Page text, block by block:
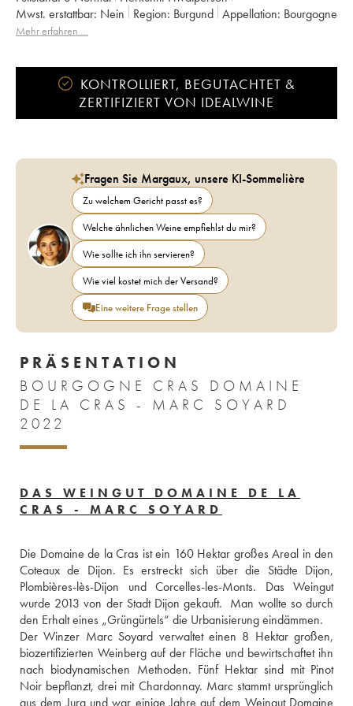
Mwst. erstattbar:
nein Region: Burgund Appellation:
Bourgogne
Eigentümer:
Mehr erfahren …
KONTROLLIERT, BEGUTACHTET &
ZERTIFIZIERT VON IDEALWINE
Fragen Sie Margaux, unsere KI-Sommelière
Zu welchem Gericht passt es?
Welche ähnlichen Weine empfiehlst du mir?
Wie sollte ich ihn servieren?
Wie viel kostet mich der Versand?
Eine weitere Frage stellen
PRÄSENTATION
BOURGOGNE CRAS DOMAINE
DE LA CRAS - MARC SOYARD
2022
DAS WEINGUT DOMAINE DE LA
CRAS - MARC SOYARD
Die Domaine de la Cras ist ein 160 Hektar großes Areal in den
Coteaux de Dijon. Es erstreckt sich über die Städte Dijon,
Plombières-lès-Dijon und Corcelles-les-Monts. Das Weingut
wurde 2013 von der Stadt Dijon gekauft.  Man wollte so durch
den Erhalt eines „Grüngürtels“ die Urbanisierung eindämmen.
Der Winzer Marc Soyard verwaltet einen 8 Hektar großen,
biozertifizierten Weinberg auf der Fläche und bewirtschaftet ihn
nach biodynamischen Methoden. Fünf Hektar sind mit Pinot
Noir bepflanzt, drei mit Chardonnay. Marc stammt ursprünglich
aus dem Jura und war einige Jahre auf dem Weingut Domaine